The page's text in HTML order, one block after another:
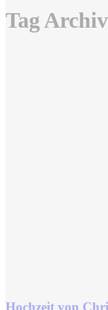
Tag
Hochzeit von